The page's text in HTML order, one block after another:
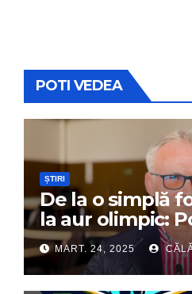
POTI VEDEA
ȘTIRI
De la o simplă
la aur olimpic:
Dumitru Chirilă
MART. 24, 2025